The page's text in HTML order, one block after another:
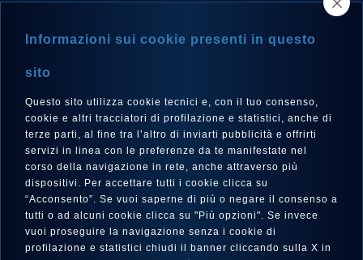
LANGUE
Français
SUIVEZ-NOUS SUR
Informazioni sui cookie presenti in questo
sito
Questo sito utilizza cookie tecnici e, con il tuo consenso,
cookie e altri tracciatori di profilazione e statistici, anche di
terze parti, al fine tra l’altro di inviarti pubblicità e offrirti
servizi in linea con le preferenze da te manifestate nel
corso della navigazione in rete, anche attraverso più
dispositivi. Per accettare tutti i cookie clicca su
“Acconsento”. Se vuoi saperne di più o negare il consenso a
tutti o ad alcuni cookie clicca su "Più opzioni". Se invece
vuoi proseguire la navigazione senza i cookie di
profilazione e statistici chiudi il banner cliccando sulla X in